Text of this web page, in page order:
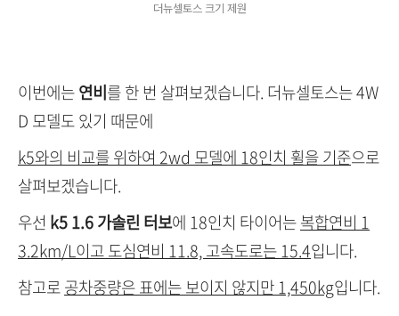
더뉴셀토스 크기 제원
이번에는연비를 한 번 살펴보겠습니다. 더뉴셀토스는 4W
D 모델도 있기 때문에
k5와의 비교를 위하여 2wd 모델에 18인치 휠을 기준으로
살펴보겠습니다.
우선 k5 1.6 가솔린 터보에 18인치 타이어는복합연비 1
3.2km/L이고 도심연비 11.8, 고속도로는 15.4입니다.
참고로공차중량은 표에는 보이지 않지만 1,450kg입니다.